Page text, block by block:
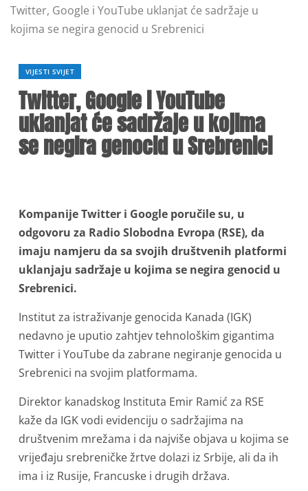
Twitter, Google i YouTube uklanjat će sadržaje u
kojima se negira genocid u Srebrenici
VIJESTI SVIJET
Twitter, Google i YouTube
uklanjat će sadržaje u kojima
se negira genocid u Srebrenici
Kompanije Twitter i Google poručile su, u
odgovoru za Radio Slobodna Evropa (RSE), da
imaju namjeru da sa svojih društvenih platformi
uklanjaju sadržaje u kojima se negira genocid u
Srebrenici.
Institut za istraživanje genocida Kanada (IGK)
nedavno je uputio zahtjev tehnološkim gigantima
Twitter i YouTube da zabrane negiranje genocida u
Srebrenici na svojim platformama.
Direktor kanadskog Instituta Emir Ramić za RSE
kaže da IGK vodi evidenciju o sadržajima na
društvenim mrežama i da najviše objava u kojima se
vrijeđaju srebreničke žrtve dolazi iz Srbije, ali da ih
ima i iz Rusije, Francuske i drugih država.